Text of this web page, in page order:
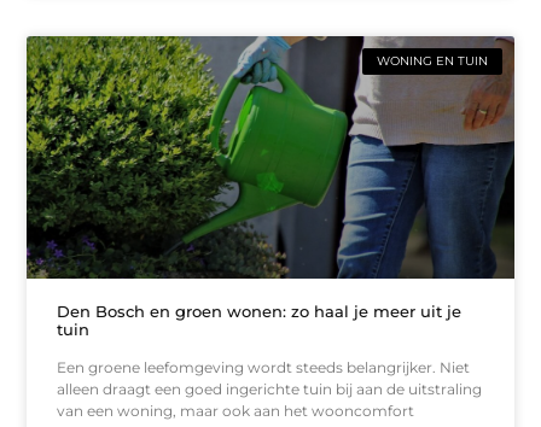
WONING EN TUIN
Den Bosch en groen wonen: zo haal je meer uit je
tuin
Een groene leefomgeving wordt steeds belangrijker. Niet
alleen draagt een goed ingerichte tuin bij aan de uitstraling
van een woning, maar ook aan het wooncomfort